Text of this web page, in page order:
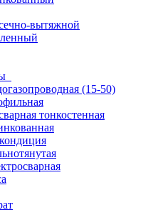
вытяжной
(15-50)
тонкостенная